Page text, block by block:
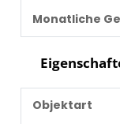
Monatliche
Objektart